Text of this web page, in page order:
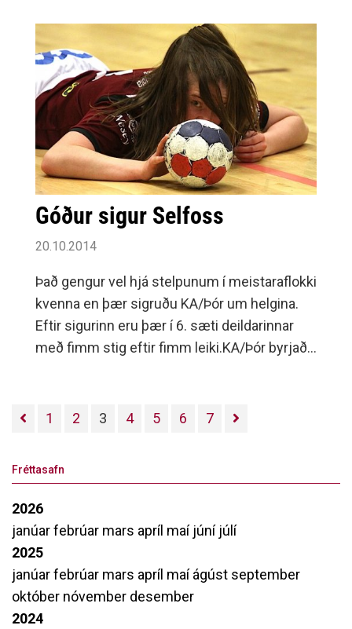
Góður sigur Selfoss
20.10.2014
Það gengur vel hjá stelpunum í meistaraflokki
kvenna en þær sigruðu KA/Þór um helgina.
Eftir sigurinn eru þær í 6. sæti deildarinnar
með fimm stig eftir fimm leiki.KA/Þór byrjaði
og jafnt var á flestum tölum seinni hluta fyrri
1 2 3 4 5 6 7
Fréttasafn
2026
janúarfebrúar mars apríl maí júní júlí
2025
janúarfebrúar mars apríl maíágúst september
október nóvember desember
2024